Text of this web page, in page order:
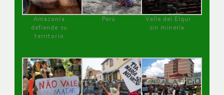
Amazonía
defiende su
territorio
Perú
Valle del Elqui
sin minería.